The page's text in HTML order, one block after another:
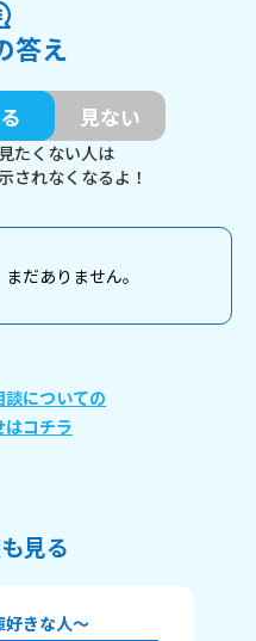
答え
見ない
たくない人は
されなくなるよ！
だありません。
についての
はコチラ
見る
好きな人～